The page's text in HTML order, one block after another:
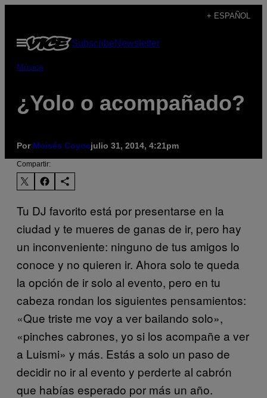
contenido
+ ESPAÑOL
Abrir
Menú
SubscribeNewsletter
Música
¿Yolo o acompañado?
Por Moisés Coyocjulio 31, 2014, 4:21pm
Compartir:
Tu DJ favorito está por presentarse en la
ciudad y te mueres de ganas de ir, pero hay
un inconveniente: ninguno de tus amigos lo
conoce y no quieren ir. Ahora solo te queda
la opción de ir solo al evento, pero en tu
cabeza rondan los siguientes pensamientos:
«Que triste me voy a ver bailando solo»,
«pinches cabrones, yo si los acompañe a ver
a Luismi» y más. Estás a solo un paso de
decidir no ir al evento y perderte al cabrón
que habías esperado por más un año.